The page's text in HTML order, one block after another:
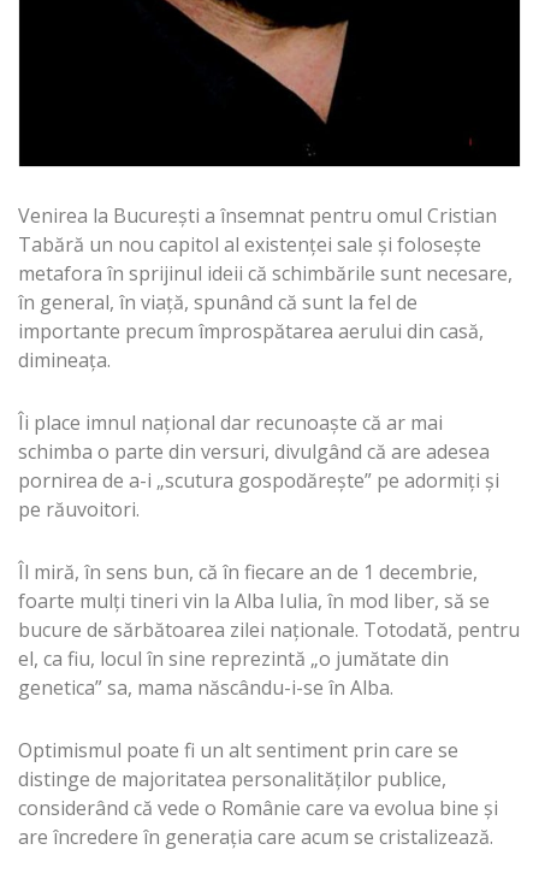
Venirea la Bucureşti a însemnat pentru omul Cristian
Tabără un nou capitol al existenţei sale şi foloseşte
metafora în sprijinul ideii că schimbările sunt necesare,
în general, în viaţă, spunând că sunt la fel de
importante precum împrospătarea aerului din casă,
dimineaţa.
Îi place imnul naţional dar recunoaşte că ar mai
schimba o parte din versuri, divulgând că are adesea
pornirea de a-i „scutura gospodăreşte” pe adormiţi şi
pe răuvoitori.
Îl miră, în sens bun, că în fiecare an de 1 decembrie,
foarte mulţi tineri vin la Alba Iulia, în mod liber, să se
bucure de sărbătoarea zilei naţionale. Totodată, pentru
el, ca fiu, locul în sine reprezintă „o jumătate din
genetica” sa, mama născându-i-se în Alba.
Optimismul poate fi un alt sentiment prin care se
distinge de majoritatea personalităţilor publice,
considerând că vede o Românie care va evolua bine şi
are încredere în generaţia care acum se cristalizează.